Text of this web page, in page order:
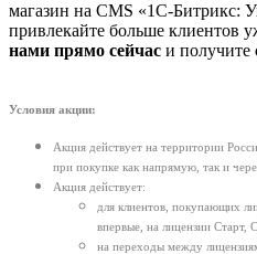
магазин на CMS «1С-Битрикс:
привлекайте больше клиентов
нами прямо сейчас и получите
Условия акции:
Акция действует на территории
при покупке как напрямую, так и
Акция действует:
для клиентов, покупающих
впервые, на лицензии Старт,
на переходы между